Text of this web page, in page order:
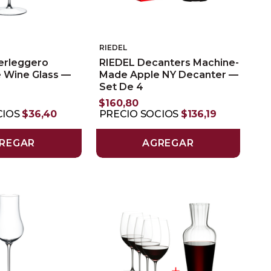
Wine Glass —
$36,40
RIEDEL
RIEDEL Decanters Machine-
Made Apple NY Decanter —
Set De 4
$160,80
PRECIO SOCIOS $136,19
AGREGAR